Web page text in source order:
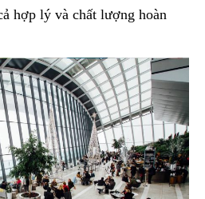
hợp lý và chất lượng hoàn